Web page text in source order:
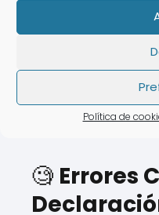
Política de
❌ Tiempo de
realizar tu
🧐 Errores